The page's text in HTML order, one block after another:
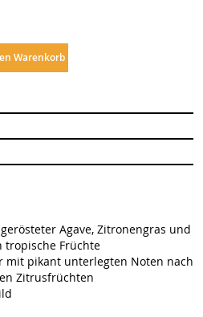
Warenkorb
Agave, Zitronengras und
tropische Früchte
mit pikant unterlegten Noten nach
Zitrusfrüchten